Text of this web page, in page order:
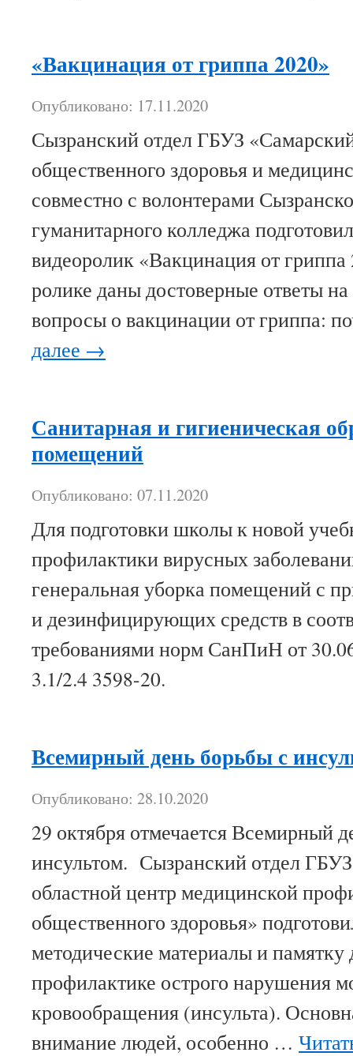
«Вакцинация от гриппа 2020»
Опубликовано: 17.11.2020
Сызранский отдел ГБУЗ
общественного здоровья и
совместно с волонтерами
гуманитарного колледжа
видеоролик «Вакцинация от
ролике даны достоверные ответы
вопросы о вакцинации от гриппа:
далее →
Санитарная и гигиеническая
помещений
Опубликовано: 07.11.2020
Для подготовки школы к новой
профилактики вирусных
генеральная уборка помещений с
и дезинфицирующих средств в
требованиями норм СанПиН от
3.1/2.4 3598-20.
Всемирный день борьбы с
Опубликовано: 28.10.2020
29 октября отмечается Всемирный
инсультом. Сызранский отдел
областной центр медицинской
общественного здоровья»
методические материалы и
профилактике острого нарушения
кровообращения (инсульта).
внимание людей, особенно …